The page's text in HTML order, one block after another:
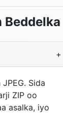
Beddelka
+
Sida
ZIP oo
asalka, iyo